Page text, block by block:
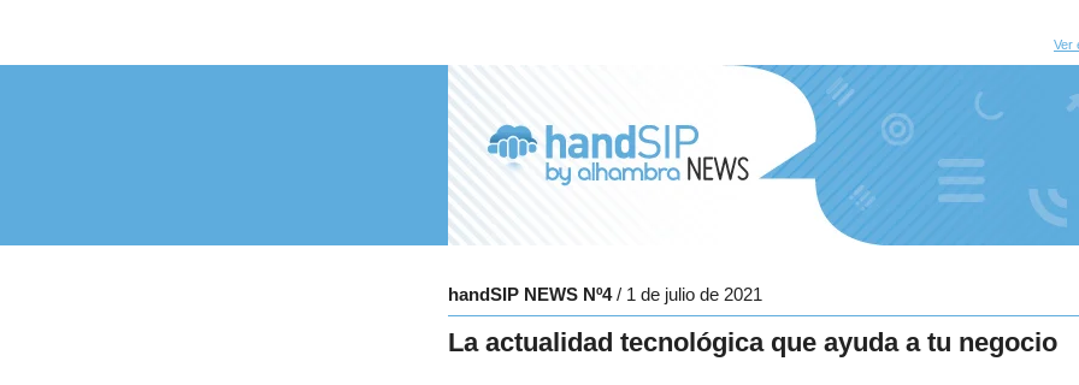
Ver
handSIP NEWS Nº4/ 1 de julio de 2021
La actualidad tecnológica que ayuda a tu negocio